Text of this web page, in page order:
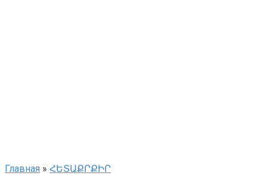
Главная » ՀԵՏԱՔՐՔԻՐ